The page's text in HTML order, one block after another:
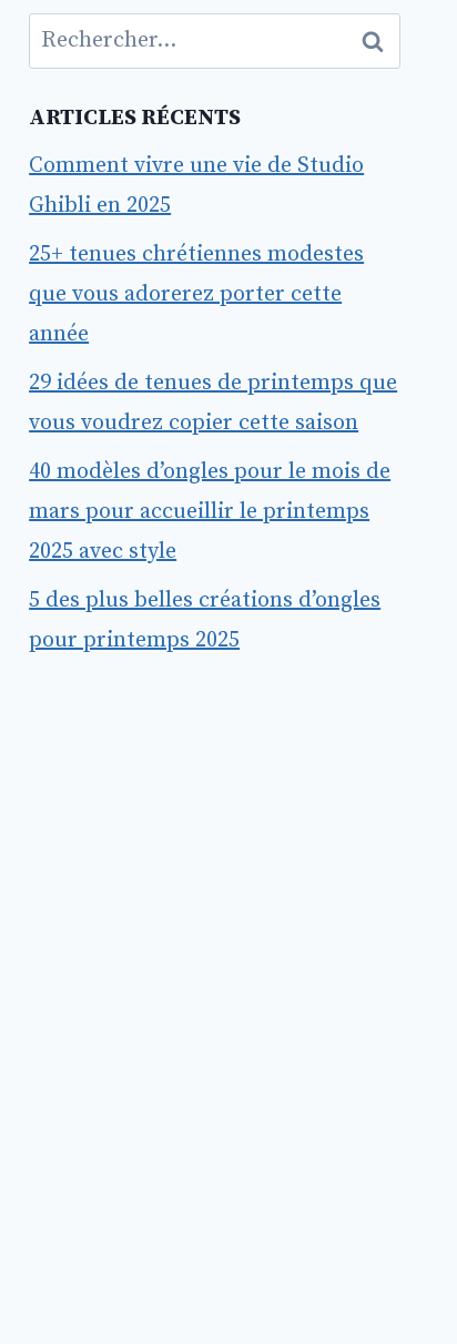
Rechercher :
ARTICLES RÉCENTS
Comment vivre une vie de Studio
Ghibli en 2025
25+ tenues chrétiennes modestes
que vous adorerez porter cette
année
29 idées de tenues de printemps que
vous voudrez copier cette saison
40 modèles d’ongles pour le mois de
mars pour accueillir le printemps
2025 avec style
5 des plus belles créations d’ongles
pour printemps 2025